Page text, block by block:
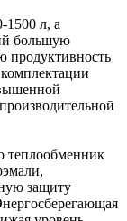
1500 л, а
большую
продуктивность
теплообменник
защиту